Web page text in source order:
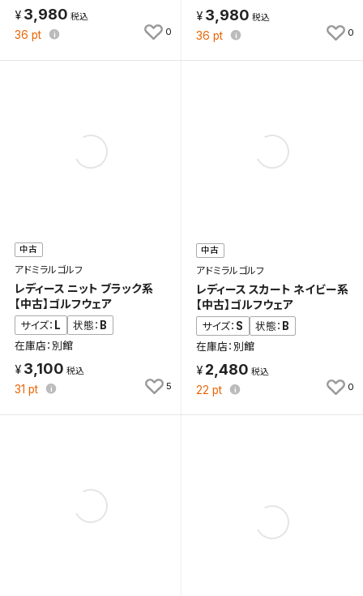
3,980
36 pt 0
3,980
36 pt 0
中古
アドミラルゴルフ
レディース ニット ブラック系
【中古】ゴルフウェア
サイズ： L 状態： B
在庫店：別館
3,100
31 pt 5
中古
アドミラルゴルフ
レディース スカート ネイビー系
【中古】ゴルフウェア
サイズ： S 状態： B
在庫店：別館
2,480
22 pt 0
キャンセル